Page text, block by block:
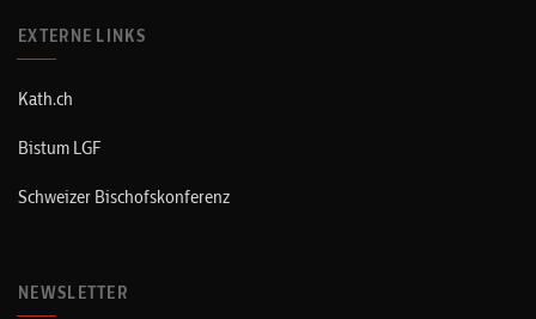
EXTERNE LINKS
Kath.ch
Bistum LGF
Schweizer Bischofskonferenz
NEWSLETTER